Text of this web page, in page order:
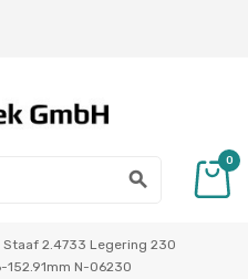
search
0
2.4733 Legering 230
152.91mm N-06230